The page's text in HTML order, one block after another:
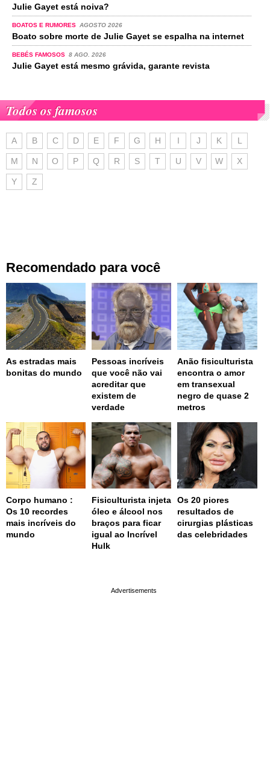
Julie Gayet está noiva?
BOATOS E RUMORES AGOSTO 2026
Boato sobre morte de Julie Gayet se espalha na internet
BEBÉS FAMOSOS 8 AGO. 2026
Julie Gayet está mesmo grávida, garante revista
Todos os famosos
A B C D E F G H I J K L
M N O P Q R S T U V W X
Y Z
Recomendado para você
As estradas mais
bonitas do mundo
Pessoas incríveis
que você não vai
acreditar que
existem de
verdade
Anão fisiculturista
encontra o amor
em transexual
negro de quase 2
metros
Corpo humano :
Os 10 recordes
mais incríveis do
mundo
Fisiculturista injeta
óleo e álcool nos
braços para ficar
igual ao Incrível
Hulk
Os 20 piores
resultados de
cirurgias plásticas
das celebridades